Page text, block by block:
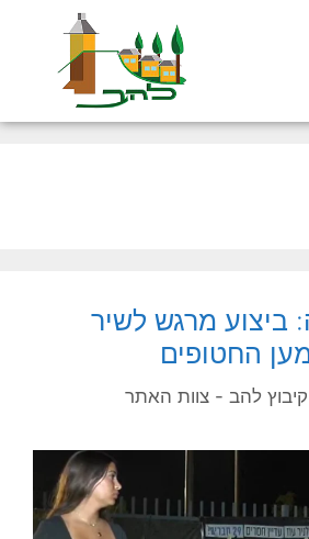
ביצוע מרגש לשיר
קיבוץ להב - צוות האתר